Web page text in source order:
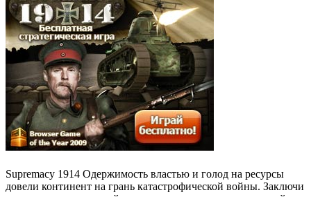
Supremacy 1914 Одержимость властью и голод на ресурсы
довели континент на грань катастрофической войны. Заключи